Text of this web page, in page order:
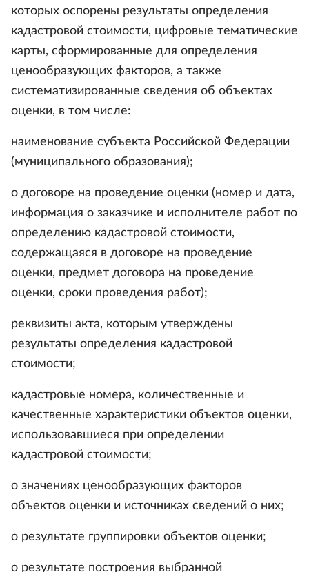
которых оспорены результаты определения
кадастровой стоимости, цифровые тематические
карты, сформированные для определения
ценообразующих факторов, а также
систематизированные сведения об объектах
оценки, в том числе:
наименование субъекта Российской Федерации
(муниципального образования);
о договоре на проведение оценки (номер и дата,
информация о заказчике и исполнителе работ по
определению кадастровой стоимости,
содержащаяся в договоре на проведение
оценки, предмет договора на проведение
оценки, сроки проведения работ);
реквизиты акта, которым утверждены
результаты определения кадастровой
стоимости;
кадастровые номера, количественные и
качественные характеристики объектов оценки,
использовавшиеся при определении
кадастровой стоимости;
о значениях ценообразующих факторов
объектов оценки и источниках сведений о них;
о результате группировки объектов оценки;
о результате построения выбранной